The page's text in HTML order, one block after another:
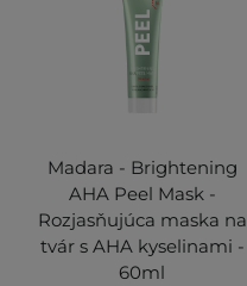
Madara - Brightening
AHA Peel Mask -
Rozjasňujúca maska na
tvár s AHA kyselinami -
60ml